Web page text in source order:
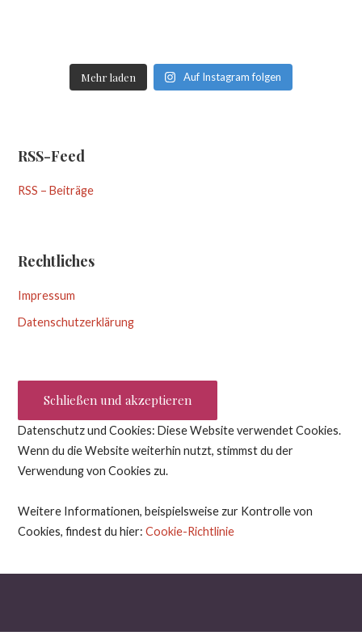
Mehr laden Auf Instagram folgen
RSS-Feed
RSS – Beiträge
Rechtliches
Impressum
Datenschutzerklärung
Datenschutz und Cookies: Diese Website verwendet Cookies.
Wenn du die Website weiterhin nutzt, stimmst du der
Verwendung von Cookies zu.
Weitere Informationen, beispielsweise zur Kontrolle von
Cookies, findest du hier:Cookie-Richtlinie